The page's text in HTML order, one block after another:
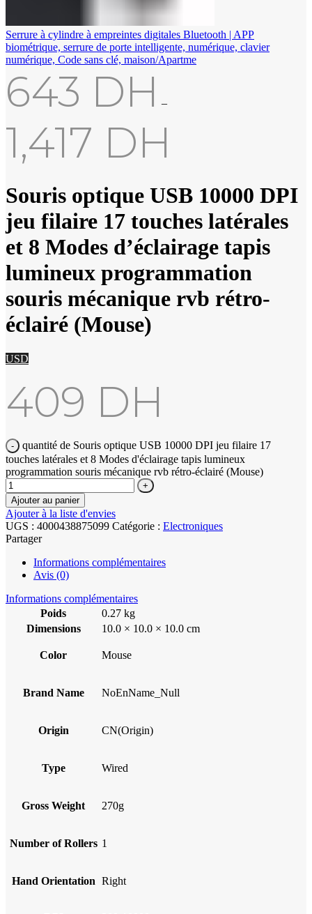
Serrure à cylindre à empreintes digitales Bluetooth | APP
biométrique, serrure de porte intelligente, numérique, clavier
numérique, Code sans clé, maison/Apartme
643 DH –
1,417 DH
Souris optique USB 10000 DPI
jeu filaire 17 touches latérales
et 8 Modes d’éclairage tapis
lumineux programmation
souris mécanique rvb rétro-
éclairé (Mouse)
USD
409 DH
quantité de Souris optique USB 10000 DPI jeu filaire 17
touches latérales et 8 Modes d'éclairage tapis lumineux
programmation souris mécanique rvb rétro-éclairé (Mouse)
Ajouter au panier
Ajouter à la liste d'envies
UGS : 4000438875099 Catégorie : Electroniques
Partager
Informations complémentaires
Avis (0)
Informations complémentaires
Poids
0.27 kg
Dimensions
10.0 × 10.0 × 10.0 cm
Color Mouse
Brand Name NoEnName_Null
Origin CN(Origin)
Type Wired
Gross Weight 270g
Number of Rollers 1
Hand Orientation Right